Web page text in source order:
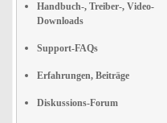
Handbuch-, Treiber-, Video-
Downloads
Support-FAQs
Erfahrungen, Beiträge
Diskussions-Forum